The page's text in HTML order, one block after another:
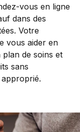
vous en ligne
dans des
Votre
vous aider en
de soins et
sans